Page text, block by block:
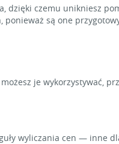
czemu unikniesz
są one
je wykorzystywać,
wyliczania cen — inne